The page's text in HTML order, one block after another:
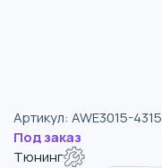
Артикул: AWE3015-
Под заказ
Тюнинг